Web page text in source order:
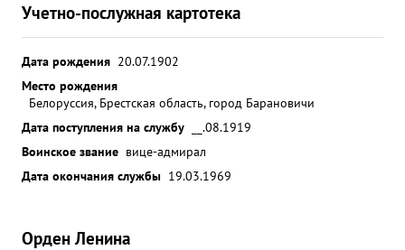
Учетно-послужная картотека
Дата рождения 20.07.1902
Место рождения
Белоруссия, Брестская область, город Барановичи
Дата поступления на службу
__.08.1919
Воинское звание вице-адмирал
Дата окончания службы 19.03.1969
Орден Ленина